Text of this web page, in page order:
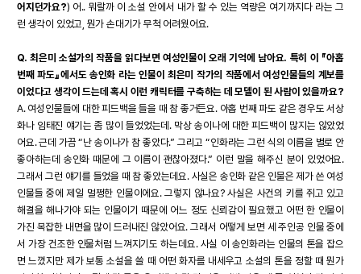
어지던가요?) 어.. 뭐랄까 이 소설 안에서 내가 할 수 있는 역량은 여기까지다 라는 그
런 생각이 있었고, 뭔가 손대기가 무척 어려웠어요.
Q. 최은미 소설가의 작품을 읽다보면 여성인물이 오래 기억에 남아요. 특히 이 『아홉
번째 파도』에서도 송인화 라는 인물이 최은미 작가의 작품에서 여성인물들의 계보를
이었다고 생각이 드는데 혹시 이런 캐릭터를 구축하는 데 모델이 된 사람이 있을까요?
A. 여성인물들에 대한 피드백을 들을 때 참 좋거든요. 아홉 번째 파도 같은 경우도 서상
화나 임태진 얘기는 좀 많이 들었었는데. 막상 송이나에 대한 피드백이 많지는 않았었
어요. 근데 가끔 “난 송이나가 참 좋았다.” 그리고 “인화라는 그런 식의 이름을 별로 안
좋아하는데 송인화 때문에 그 이름이 괜찮아졌다.” 이런 말을 해주신 분이 있었어요.
그래서 그런 얘기를 들었을 때 참 좋았는데요. 사실은 송인화 같은 인물은 제가 쓴 여성
인물들 중에 제일 멀쩡한 인물이에요. 그렇지 않나요? 사실은 사건의 키를 쥐고 있고
해결을 해나가야 되는 인물이기 때문에 어느 정도 신뢰감이 필요했고 어떤 한 인물이
가진 복잡한 내면을 많이 드러내진 않았어요. 그래서 어떻게 보면 세 주인공 인물 중에
서 가장 건조한 인물처럼 느껴지기도 하는데요. 사실 이 송인화라는 인물의 톤을 잡으
면 느꼈지만 제가 보통 소설을 쓸 때 어떤 화자를 내세우고 소설의 톤을 정할 때 뭔가